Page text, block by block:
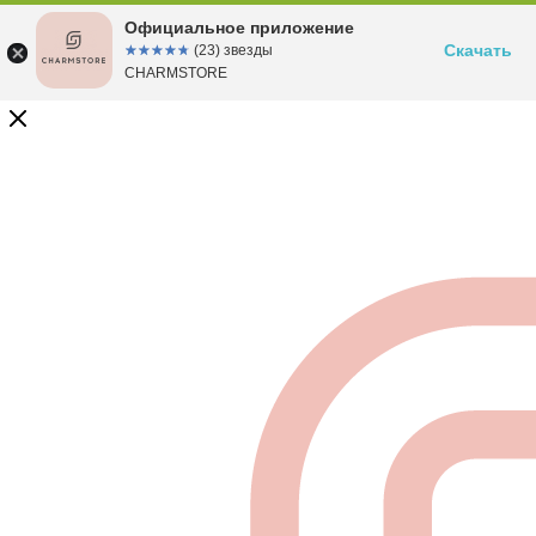
Официальное приложение
☆☆☆☆☆
★★★★★ (23) звезды
CHARMSTORE
Скачать